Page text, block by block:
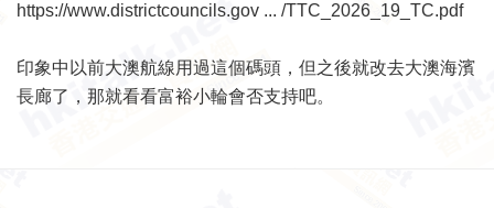
https://www.districtcouncils.gov ... /TTC_2026_19_TC.pdf
印象中以前大澳航線用過這個碼頭，但之後就改去大澳海濱
長廊了，那就看看富裕小輪會否支持吧。